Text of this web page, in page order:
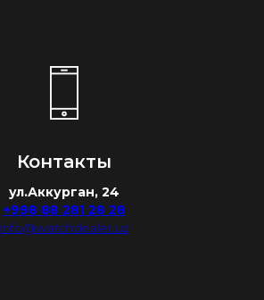
Контакты
ул.Аккурган, 24
+998 88 281 28 28
info@watchdealer.uz